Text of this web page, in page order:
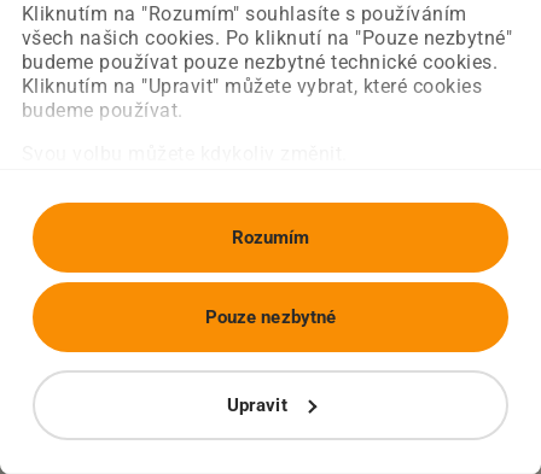
Kliknutím na "Rozumím" souhlasíte s používáním
všech našich cookies. Po kliknutí na "Pouze nezbytné"
budeme používat pouze nezbytné technické cookies.
Kliknutím na "Upravit" můžete vybrat, které cookies
budeme používat.
Rozumím
Upravit
Pouze nezbytné
Obnovit stránku Úvodní strana